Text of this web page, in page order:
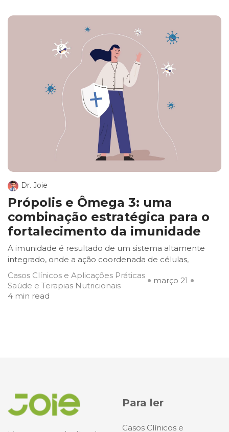
Dr. Joie
Própolis e Ômega 3: uma
combinação estratégica para o
fortalecimento da imunidade
A imunidade é resultado de um sistema altamente
integrado, onde a ação coordenada de células,
Casos Clínicos e Aplicações Práticas
Saúde e Terapias Nutricionais
março 21
4 min read
Para ler
Casos Clínicos e